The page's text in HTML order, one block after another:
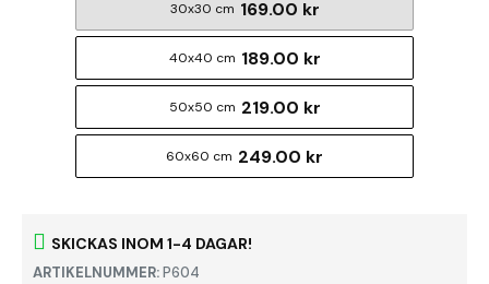
SKICKAS INOM 1-4 DAGAR!
ARTIKELNUMMER:P604
30x30 cm 169.00 kr
40x40 cm 189.00 kr
50x50 cm 219.00 kr
60x60 cm 249.00 kr